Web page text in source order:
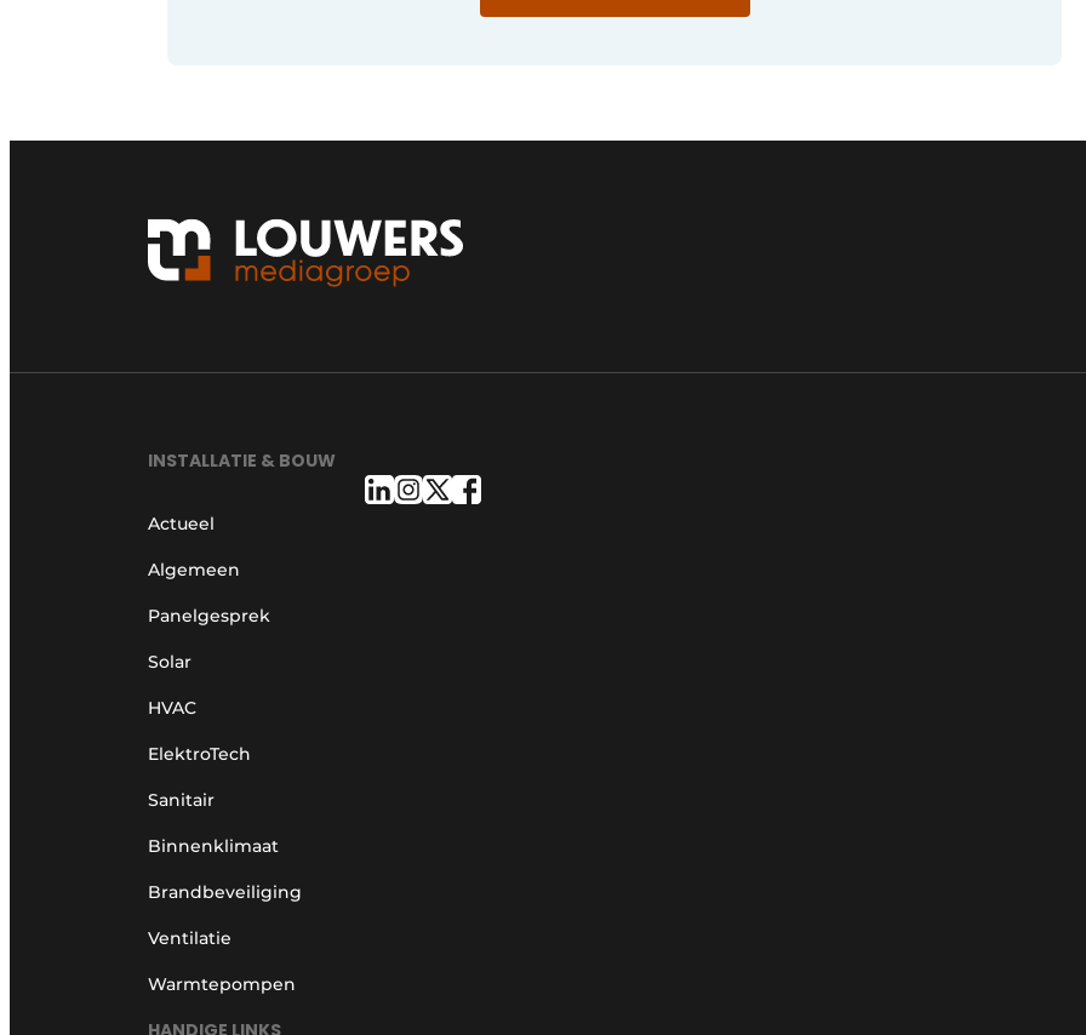
INSTALLATIE & BOUW
Actueel
Algemeen
Panelgesprek
Solar
HVAC
ElektroTech
Sanitair
Binnenklimaat
Brandbeveiliging
Ventilatie
Warmtepompen